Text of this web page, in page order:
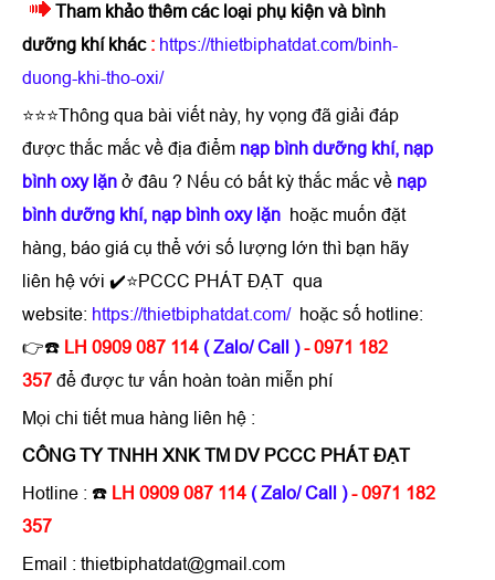
Tham khảo thêm các loại phụ kiện và bình
dưỡng khí khác : https://thietbiphatdat.com/binh-
duong-khi-tho-oxi/
⭐⭐⭐Thông qua bài viết này, hy vọng đã giải đáp
được thắc mắc về địa điểm nạp bình dưỡng khí, nạp
bình oxy lặn ở đâu ? Nếu có bất kỳ thắc mắc về nạp
bình dưỡng khí, nạp bình oxy lặn hoặc muốn đặt
hàng, báo giá cụ thể với số lượng lớn thì bạn hãy
liên hệ với ✔️⭐PCCC PHÁT ĐẠT qua
website: https://thietbiphatdat.com/ hoặc số hotline:
👉☎️ LH 0909 087 114 ( Zalo/ Call )- 0971 182
357 để được tư vấn hoàn toàn miễn phí
Mọi chi tiết mua hàng liên hệ :
CÔNG TY TNHH XNK TM DV PCCC PHÁT ĐẠT
Hotline : ☎️ LH 0909 087 114 ( Zalo/ Call )- 0971 182
357
Email : thietbiphatdat@gmail.com